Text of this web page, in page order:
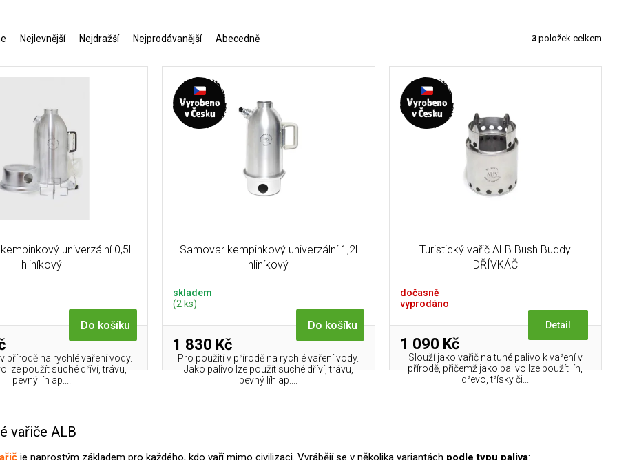
Nejlevnější Nejdražší Nejprodávanější Abecedně 3 položek celkem
univerzální 0,5l
hliníkový
Do košíku
přírodě na rychlé vaření vody.
lze použít suché dříví, trávu,
pevný líh ap....
Samovar kempinkový univerzální 1,2l
hliníkový
skladem
(2 ks)
1 830 Kč
Do košíku
Pro použití v přírodě na rychlé vaření vody.
Jako palivo lze použít suché dříví, trávu,
pevný líh ap....
Turistický vařič ALB Bush Buddy
DŘÍVKÁČ
dočasně
vyprodáno
1 090 Kč
Detail
Slouží jako vařič na tuhé palivo k vaření v
přírodě, přičemž jako palivo lze použít líh,
dřevo, třísky či...
vařiče ALB
je naprostým základem pro každého, kdo vaří mimo civilizaci. Vyrábějí se v několika variantách podle typu paliva: